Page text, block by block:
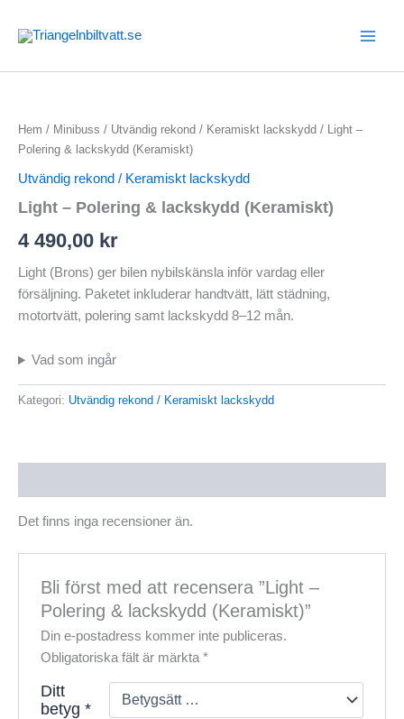
Hem / Minibuss / Utvändig rekond / Keramiskt lackskydd / Light –
Polering & lackskydd (Keramiskt)
Utvändig rekond / Keramiskt lackskydd
Light – Polering & lackskydd (Keramiskt)
4 490,00 kr
Light (Brons) ger bilen nybilskänsla inför vardag eller
försäljning. Paketet inkluderar handtvätt, lätt städning,
motortvätt, polering samt lackskydd 8–12 mån.
Vad som ingår
Kategori: Utvändig rekond / Keramiskt lackskydd
Det finns inga recensioner än.
Bli först med att recensera ”Light –
Polering & lackskydd (Keramiskt)”
Din e-postadress kommer inte publiceras.
Obligatoriska fält är märkta*
Ditt
betyg*